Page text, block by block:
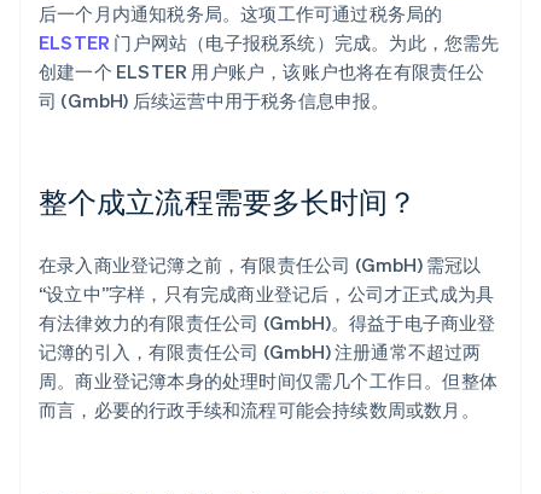
后一个月内通知税务局。这项工作可通过税务局的
ELSTER 门户网站（电子报税系统）完成。为此，您需先
创建一个 ELSTER 用户账户，该账户也将在有限责任公
司 (GmbH) 后续运营中用于税务信息申报。
整个成立流程需要多长时间？
在录入商业登记簿之前，有限责任公司 (GmbH) 需冠以
“设立中”字样，只有完成商业登记后，公司才正式成为具
有法律效力的有限责任公司 (GmbH)。得益于电子商业登
记簿的引入，有限责任公司 (GmbH) 注册通常不超过两
周。商业登记簿本身的处理时间仅需几个工作日。但整体
而言，必要的行政手续和流程可能会持续数周或数月。